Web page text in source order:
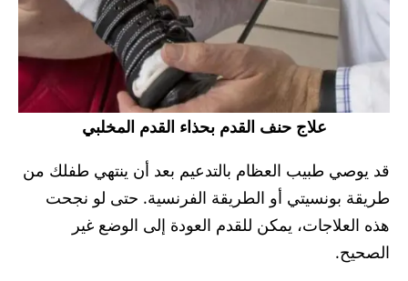
علاج حنف القدم بحذاء القدم المخلبي
قد يوصي طبيب العظام بالتدعيم بعد أن ينتهي طفلك من
طريقة بونسيتي أو الطريقة الفرنسية. حتى لو نجحت
هذه العلاجات، يمكن للقدم العودة إلى الوضع غير
الصحيح.